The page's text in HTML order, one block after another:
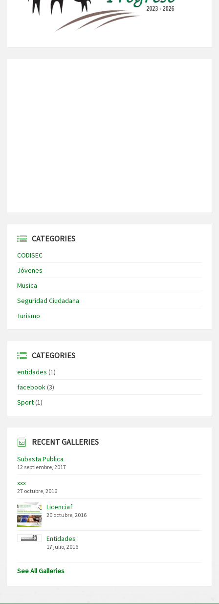
CATEGORIES
CODISEC
Jóvenes
Musica
Seguridad Ciudadana
Turismo
CATEGORIES
entidades (1)
facebook(3)
Sport(1)
RECENT GALLERIES
Subasta Publica
12 septiembre, 2017
xxx
27 octubre, 2016
Licenciaf
20 octubre, 2016
Entidades
17 julio, 2016
See All Galleries